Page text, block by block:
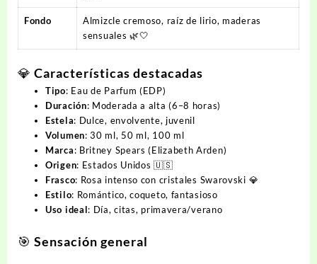
Fondo
Almizcle cremoso, raíz de lirio, maderas
sensuales 🌿🤍
💎 Características destacadas
Tipo: Eau de Parfum (EDP)
Duración: Moderada a alta (6–8 horas)
Estela: Dulce, envolvente, juvenil
Volumen: 30 ml, 50 ml, 100 ml
Marca: Britney Spears (Elizabeth Arden)
Origen: Estados Unidos 🇺🇸
Frasco: Rosa intenso con cristales Swarovski 💎
Estilo: Romántico, coqueto, fantasioso
Uso ideal: Día, citas, primavera/verano
🎯 Sensación general